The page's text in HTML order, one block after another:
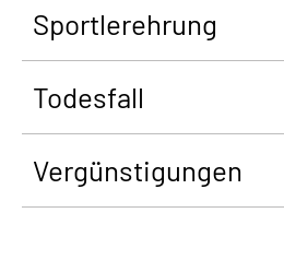
Sportlerehrung
Todesfall
Vergünstigungen